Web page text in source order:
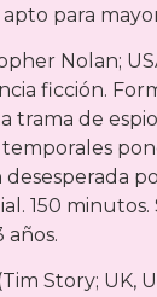
para
Nolan;
ficción.
trama de
temporales
150 minutos.
años.
Story; UK,